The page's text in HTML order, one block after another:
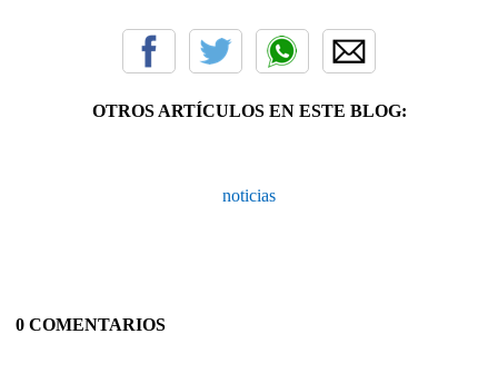
OTROS ARTÍCULOS EN ESTE BLOG:
noticias
0 COMENTARIOS